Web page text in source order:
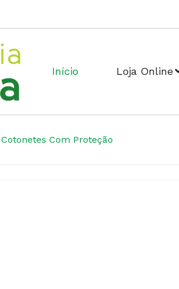
Início Loja Online
Com Proteção